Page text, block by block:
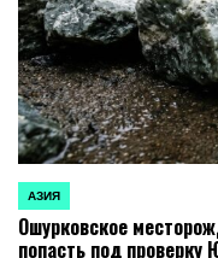
ОПУБЛИКОВАНО
В
АЗИЯ
Ошурковское
попасть под проверку